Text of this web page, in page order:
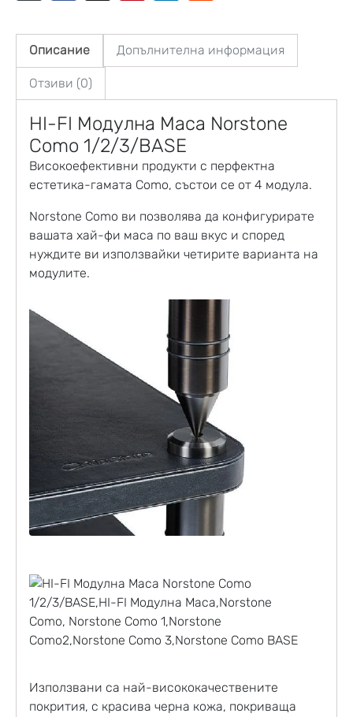
Описание Допълнителна информация
Отзиви (0)
HI-FI Модулна Маса Norstone
Como 1/2/3/BASE
Високоефективни продукти с перфектна
естетика-гамата Como, състои сe от 4 модула.
Norstone Como ви позволява да конфигурирате
вашата хай-фи маса по ваш вкус и според
нуждите ви използвайки четирите варианта на
модулите.
Използвани са най-висококачествените
покрития, с красива черна кожа, покриваща